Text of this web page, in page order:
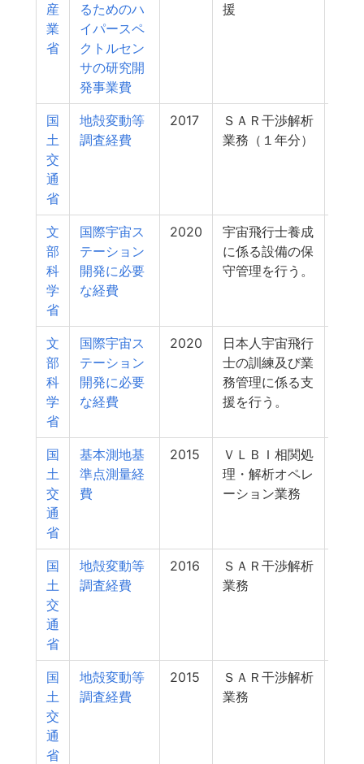
産
業
省
るためのハ
イパースペ
クトルセン
サの研究開
発事業費
援
国
土
交
通
省
地殻変動等
調査経費
2017
ＳＡＲ干渉解析
業務（１年分）
文
部
科
学
省
国際宇宙ス
テーション
開発に必要
な経費
2020
宇宙飛行士養成
に係る設備の保
守管理を行う。
文
部
科
学
省
国際宇宙ス
テーション
開発に必要
な経費
2020
日本人宇宙飛行
士の訓練及び業
務管理に係る支
援を行う。
国
土
交
通
省
基本測地基
準点測量経
費
2015
ＶＬＢＩ相関処
理・解析オペレ
ーション業務
国
土
交
通
省
地殻変動等
調査経費
2016
ＳＡＲ干渉解析
業務
国
土
交
通
省
地殻変動等
調査経費
2015
ＳＡＲ干渉解析
業務